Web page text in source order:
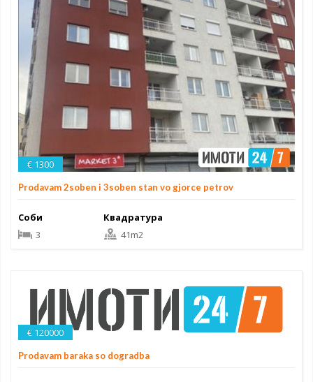
€ 1300
Prodavam 2soben i 3soben stan vo gjorce petrov
Соби
3
Квадратура
41m2
€ 120000
Prodavam baraka so dogradba